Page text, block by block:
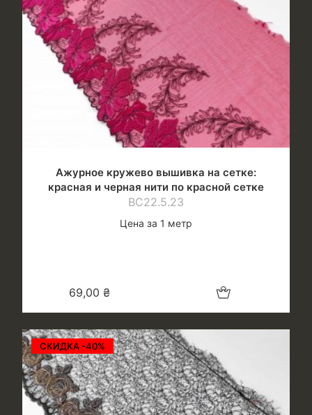
Ажурное кружево вышивка на сетке:
красная и черная нити по красной сетке
ВС22.5.23
Цена за 1 метр
69,00 ₴ Добавить в корзину
СКИДКА -40%